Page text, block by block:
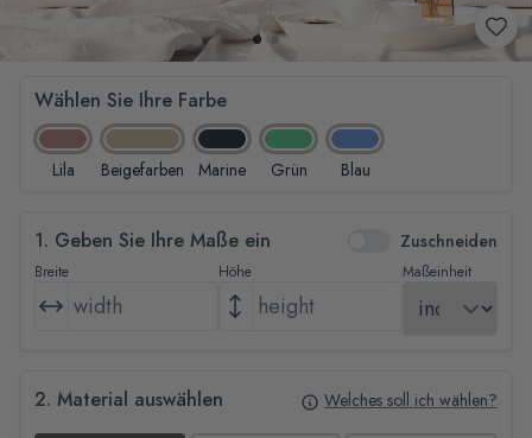
Wählen Sie Ihre Farbe
Lila Beigefarben Marine Grün Blau
1. Geben Sie Ihre Maße ein Zuschneiden
Breite Höhe Maßeinheit
2. Material auswählen Welches soll ich wählen?